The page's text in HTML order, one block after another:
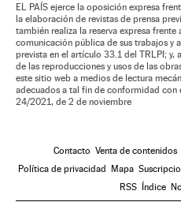
EL PAÍS ejerce la oposición expresa
la elaboración de revistas de prensa
también realiza la reserva expresa
comunicación pública de sus trabajos y
prevista en el artículo 33.1 del TRLPI; y,
de las reproducciones y usos de las
este sitio web a medios de lectura
adecuados a tal fin de conformidad con
24/2021, de 2 de noviembre
Contacto Venta de contenidos
Política de privacidad Mapa
RSS Índice